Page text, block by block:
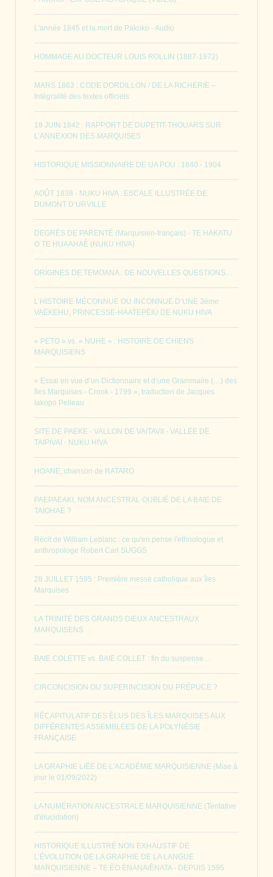
L'année 1845 et la mort de Pakoko - Audio
HOMMAGE AU DOCTEUR LOUIS ROLLIN (1887-1972)
MARS 1863 : CODE DORDILLON / DE LA RICHERIE –
Intégralité des textes officiels
18 JUIN 1842 : RAPPORT DE DUPETIT-THOUARS SUR
L’ANNEXION DES MARQUISES
HISTORIQUE MISSIONNAIRE DE UA POU : 1840 - 1904
AOÛT 1838 - NUKU HIVA : ESCALE ILLUSTRÉE DE
DUMONT D’URVILLE
DEGRÉS DE PARENTÉ (Marquisien-français) - TE HAKATU
O TE HUAAHAÈ (NUKU HIVA)
ORIGINES DE TEMOANA : DE NOUVELLES QUESTIONS…
L’HISTOIRE MÉCONNUE OU INCONNUE D’UNE 3ème
VAEKEHU, PRINCESSE-HAATEPĒIÙ DE NUKU HIVA
« PETO » vs. « NUHE » : HISTOIRE DE CHIENS
MARQUISIENS
« Essai en vue d’un Dictionnaire et d’une Grammaire (…) des
îles Marquises - Crook - 1799 », traduction de Jacques
Iakopo Pelleau
SITE DE PAEKE - VALLON DE VAITAVII - VALLÉE DE
TAIPIVAI - NUKU HIVA
HOANE, chanson de RATARO
PAEPAEAKI, NOM ANCESTRAL OUBLIÉ DE LA BAIE DE
TAIOHAE ?
Récit de William Leblanc : ce qu'en pense l'ethnologue et
anthropologe Robert Carl SUGGS
28 JUILLET 1595 : Première messe catholique aux îles
Marquises
LA TRINITÉ DES GRANDS DIEUX ANCESTRAUX
MARQUISENS
BAIE COLETTE vs. BAIE COLLET : fin du suspense…
CIRCONCISION OU SUPERINCISION DU PRÉPUCE ?
RÉCAPITULATIF DES ÉLUS DES ÎLES MARQUISES AUX
DIFFÉRENTES ASSEMBLÉES DE LA POLYNÉSIE
FRANÇAISE
LA GRAPHIE LIÉE DE L'ACADÉMIE MARQUISIENNE (Mise à
jour le 01/09/2022)
LA NUMÉRATION ANCESTRALE MARQUISIENNE (Tentative
d'élucidation)
HISTORIQUE ILLUSTRÉ NON EXHAUSTIF DE
L’ÉVOLUTION DE LA GRAPHIE DE LA LANGUE
MARQUISIENNE – TE ÈO ÈNANA/ÈNATA - DEPUIS 1595